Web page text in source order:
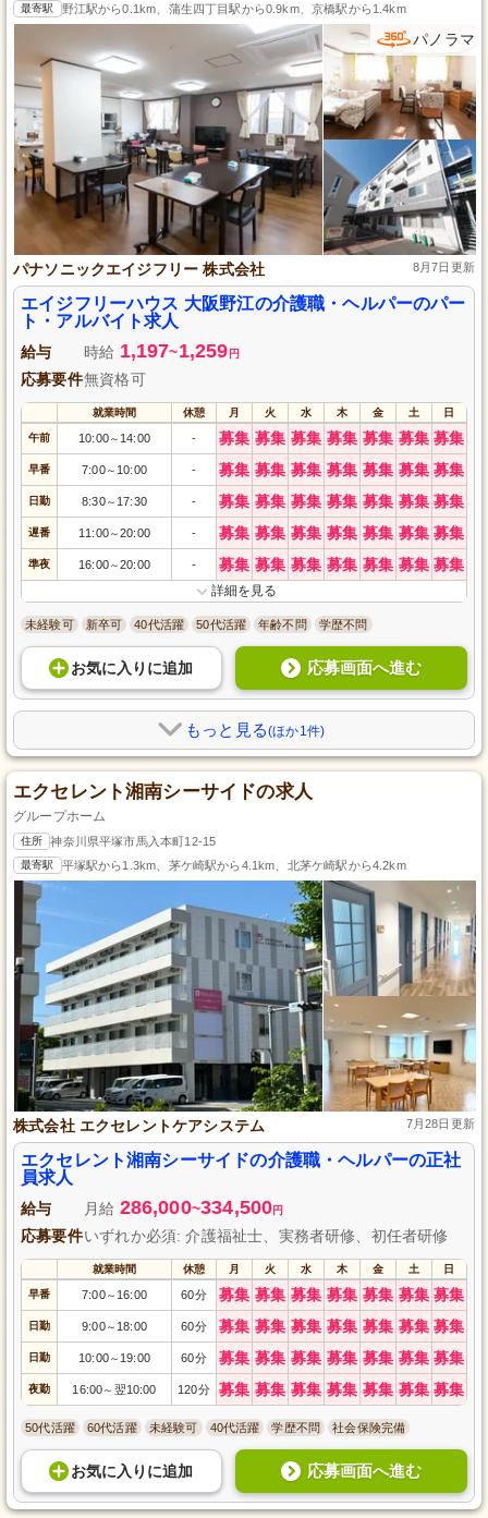
最寄駅 野江駅から0.1km、蒲生四丁目駅から0.9km、京橋駅から1.4km
パノラマ
パナソニックエイジフリー 株式会社 8月7日更新
エイジフリーハウス 大阪野江の介護職・ヘルパーのパー
ト・アルバイト求人
給与 時給 1,197~1,259 円
応募要件無資格可
就業時間 休憩 月 火 水 木 金 土 日
午前 10:00～ 14:00 - 募集 募集 募集 募集 募集 募集 募集
早番 7:00～ 10:00 - 募集 募集 募集 募集 募集 募集 募集
日勤 8:30～ 17:30 - 募集 募集 募集 募集 募集 募集 募集
遅番 11:00～20:00 - 募集 募集 募集 募集 募集 募集 募集
準夜 16:00～20:00 - 募集 募集 募集 募集 募集 募集 募集
詳細を見る
未経験可 新卒可 40代活躍 50代活躍 年齢不問 学歴不問
お気に入り に追加 応募画面へ進む
もっと見る(ほか1件)
エクセレント湘南シーサイドの求人
グループホーム
住所 神奈川県平塚市馬入本町12-15
最寄駅 平塚駅から1.3km、茅ケ崎駅から4.1km、北茅ケ崎駅から4.2km
株式会社 エクセレントケアシステム 7月28日更新
エクセレント湘南シーサイドの介護職・ヘルパーの正社
員求人
給与 月給 286,000~334,500円
応募要件いずれか必須: 介護福祉士、実務者研修、初任者研修
就業時間 休憩 月 火 水 木 金 土 日
早番 7:00～ 16:00 60分 募集 募集 募集 募集 募集 募集 募集
日勤 9:00～ 18:00 60分 募集 募集 募集 募集 募集 募集 募集
日勤 10:00～ 19:00 60分 募集 募集 募集 募集 募集 募集 募集
夜勤 16:00～ 翌10:00 120分 募集 募集 募集 募集 募集 募集 募集
50代活躍 60代活躍 未経験可 40代活躍 学歴不問 社会保険完備
お気に入り に追加 応募画面へ進む